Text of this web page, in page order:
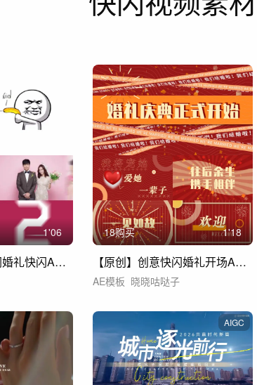
1'06
★原创★抖音快闪婚礼快闪AE模板
18购买 1'18
【原创】创意快闪婚礼开场AE模板
AE模板 晓晓咕哒子
AIGC